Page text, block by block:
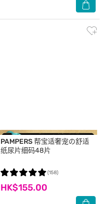
PAMPERS帮宝适奢宠の舒适
纸尿片细码48片
HK$155.00
(158)